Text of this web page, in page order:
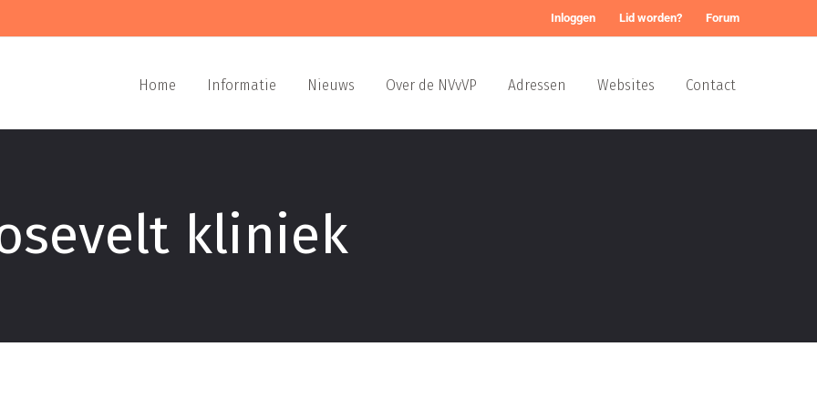
Inloggen Lid worden? Forum
Home Informatie Nieuws Over de NVvVP Adressen Websites Contact
kliniek